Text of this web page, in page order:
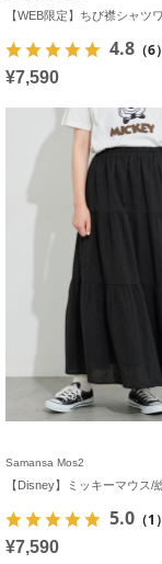
【WEB限定】ちび襟シャツ
4.8 （6）
¥7,590
Samansa Mos2
【Disney】ミッキーマウス/
5.0 （1）
¥7,590